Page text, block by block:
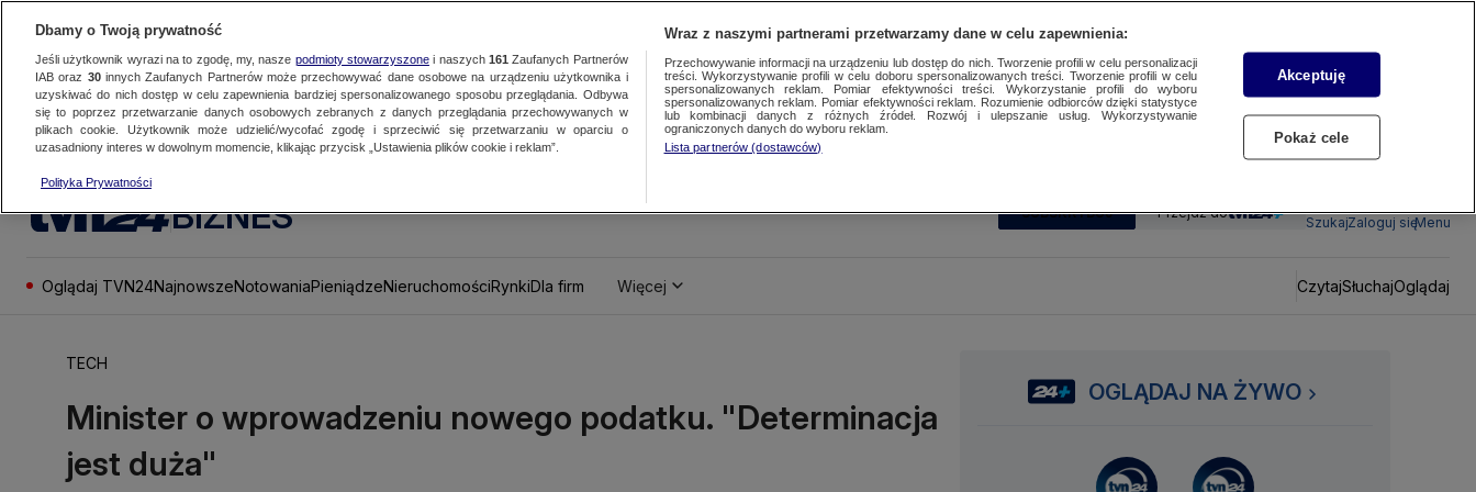
BIZNES SUBSKRYBUJ Przejdź do
SzukajZaloguj sięMenu
Oglądaj TVN24NajnowszeNotowaniaPieniądzeNieruchomościRynkiDla firm Więcej CzytajSłuchajOglądaj
TECH
Minister o wprowadzeniu nowego podatku. "Determinacja
jest duża"
OGLĄDAJ NA ŻYWO
Dbamy o Twoją prywatność
Jeśli użytkownik wyrazi na to zgodę, my, nasze podmioty stowarzyszonei naszych 161 Zaufanych Partnerów
IAB oraz 30innych Zaufanych Partnerów może przechowywać dane osobowe na urządzeniu użytkownika i
uzyskiwać do nich dostęp w celu zapewnienia bardziej spersonalizowanego sposobu przeglądania. Odbywa
się to poprzez przetwarzanie danych osobowych zebranych z danych przeglądania przechowywanych w
plikach cookie. Użytkownik może udzielić/wycofać zgodę i sprzeciwić się przetwarzaniu w oparciu o
uzasadniony interes w dowolnym momencie, klikając przycisk „Ustawienia plików cookie i reklam”.
Polityka Prywatności
Wraz z naszymi partnerami przetwarzamy dane w celu zapewnienia:
Przechowywanie informacji na urządzeniu lub dostęp do nich. Tworzenie profili w celu personalizacji
treści. Wykorzystywanie profili w celu doboru spersonalizowanych treści. Tworzenie profili w celu
spersonalizowanych reklam. Pomiar efektywności treści. Wykorzystanie profili do wyboru
spersonalizowanych reklam. Pomiar efektywności reklam. Rozumienie odbiorców dzięki statystyce
lub kombinacji danych z różnych źródeł. Rozwój i ulepszanie usług. Wykorzystywanie
ograniczonych danych do wyboru reklam.
Lista partnerów (dostawców)
Akceptuję
Pokaż cele